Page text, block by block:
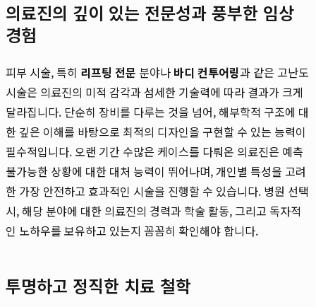
의료진의 깊이 있는 전문성과 풍부한 임상
경험
피부 시술, 특히 리프팅 전문 분야나 바디 컨투어링과 같은 고난도
시술은 의료진의 미적 감각과 섬세한 기술력에 따라 결과가 크게
달라집니다. 단순히 장비를 다루는 것을 넘어, 해부학적 구조에 대
한 깊은 이해를 바탕으로 최적의 디자인을 구현할 수 있는 능력이
필수적입니다. 오랜 기간 수많은 케이스를 다뤄온 의료진은 예측
불가능한 상황에 대한 대처 능력이 뛰어나며, 개인별 특성을 고려
한 가장 안전하고 효과적인 시술을 진행할 수 있습니다. 병원 선택
시, 해당 분야에 대한 의료진의 경력과 학술 활동, 그리고 독자적
인 노하우를 보유하고 있는지 꼼꼼히 확인해야 합니다.
투명하고 정직한 치료 철학